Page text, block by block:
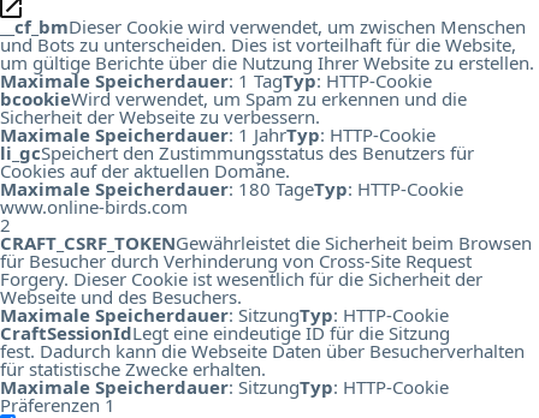
__cf_bmDieser Cookie wird verwendet, um zwischen Menschen
und Bots zu unterscheiden. Dies ist vorteilhaft für die Website,
um gültige Berichte über die Nutzung Ihrer Website zu erstellen.
Maximale Speicherdauer: 1 TagTyp: HTTP-Cookie
bcookieWird verwendet, um Spam zu erkennen und die
Sicherheit der Webseite zu verbessern.
Maximale Speicherdauer: 1 JahrTyp: HTTP-Cookie
li_gcSpeichert den Zustimmungsstatus des Benutzers für
Cookies auf der aktuellen Domäne.
Maximale Speicherdauer: 180 TageTyp: HTTP-Cookie
www.online-birds.com
2
CRAFT_CSRF_TOKENGewährleistet die Sicherheit beim Browsen
für Besucher durch Verhinderung von Cross-Site Request
Forgery. Dieser Cookie ist wesentlich für die Sicherheit der
Webseite und des Besuchers.
Maximale Speicherdauer: SitzungTyp: HTTP-Cookie
CraftSessionIdLegt eine eindeutige ID für die Sitzung
fest. Dadurch kann die Webseite Daten über Besucherverhalten
für statistische Zwecke erhalten.
Maximale Speicherdauer: SitzungTyp: HTTP-Cookie
Präferenzen 1